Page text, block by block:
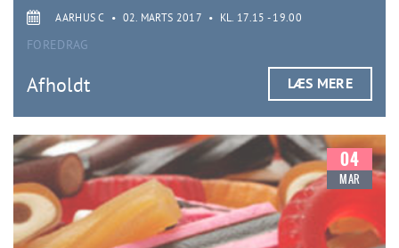
AARHUS C • 02. MARTS 2017 • KL. 17.15 - 19.00
FOREDRAG
Afholdt LÆS MERE
04
MAR